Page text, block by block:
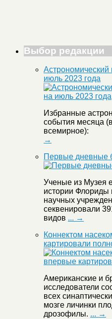
Выбор редакции
Астрономический
июль 2023 года
Избранные
события месяца
→
Первые дневные
Ученые из Музея
истории Флориды
научных
секвенировали
видов ... →
Коннектом
картировали
Американские и
исследователи
всех
мозге личинки
дрозофилы. ... →